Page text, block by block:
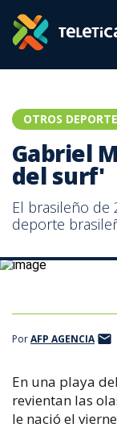
OTROS
Gabriel
del surf'
El brasileño
deporte
PorAFP AGENCIA
En una playa
revientan las
le nació el